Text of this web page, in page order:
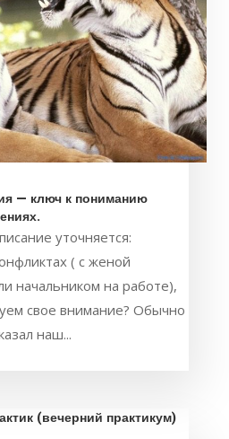
— ключ к пониманию
уточняется:
( с женой
начальником на работе),
свое внимание? Обычно
наш...
(вечерний практикум)